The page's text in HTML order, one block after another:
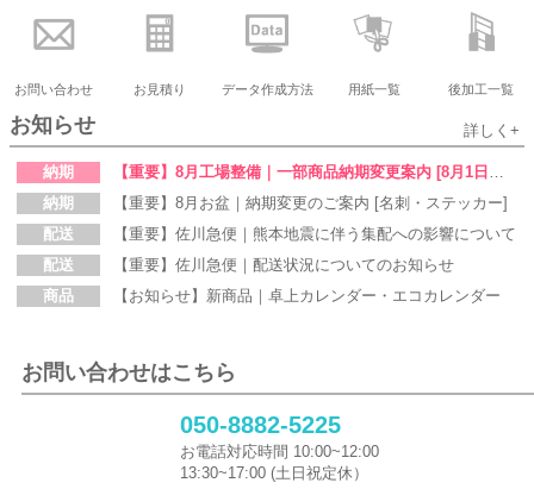
お問い合わせ お見積り データ作成方法 用紙一覧 後加工一覧
お知らせ 詳しく+
納期
【重要】8月工場整備｜一部商品納期変更案内 [8月1日～8月5日]
納期
【重要】8月お盆｜納期変更のご案内 [名刺・ステッカー]
配送
【重要】佐川急便｜熊本地震に伴う集配への影響について
配送
【重要】佐川急便｜配送状況についてのお知らせ
商品
【お知らせ】新商品｜卓上カレンダー・エコカレンダー
お問い合わせはこちら
050-8882-5225
お電話対応時間 10:00~12:00
13:30~17:00 (土日祝定休）